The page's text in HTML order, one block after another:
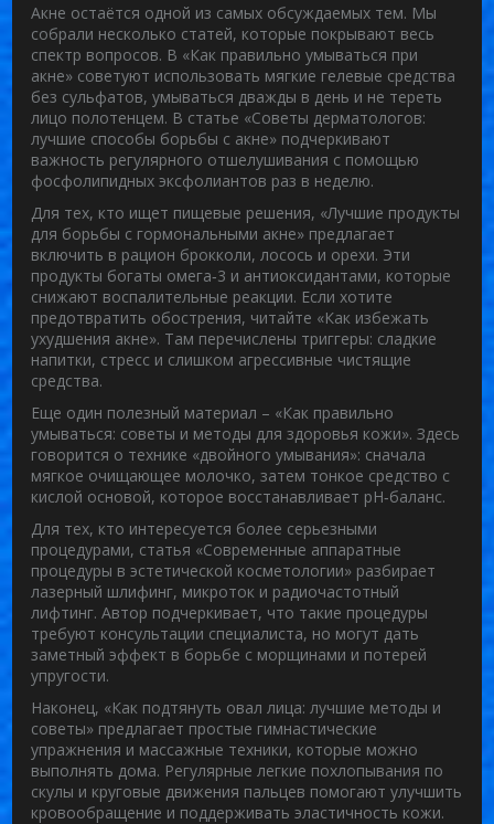
Акне остаётся одной из самых обсуждаемых тем. Мы
собрали несколько статей, которые покрывают весь
спектр вопросов. В «Как правильно умываться при
акне» советуют использовать мягкие гелевые средства
без сульфатов, умываться дважды в день и не тереть
лицо полотенцем. В статье «Советы дерматологов:
лучшие способы борьбы с акне» подчеркивают
важность регулярного отшелушивания с помощью
фосфолипидных эксфолиантов раз в неделю.
Для тех, кто ищет пищевые решения, «Лучшие продукты
для борьбы с гормональными акне» предлагает
включить в рацион брокколи, лосось и орехи. Эти
продукты богаты омега‑3 и антиоксидантами, которые
снижают воспалительные реакции. Если хотите
предотвратить обострения, читайте «Как избежать
ухудшения акне». Там перечислены триггеры: сладкие
напитки, стресс и слишком агрессивные чистящие
средства.
Еще один полезный материал – «Как правильно
умываться: советы и методы для здоровья кожи». Здесь
говорится о технике «двойного умывания»: сначала
мягкое очищающее молочко, затем тонкое средство с
кислой основой, которое восстанавливает pH‑баланс.
Для тех, кто интересуется более серьезными
процедурами, статья «Современные аппаратные
процедуры в эстетической косметологии» разбирает
лазерный шлифинг, микроток и радиочастотный
лифтинг. Автор подчеркивает, что такие процедуры
требуют консультации специалиста, но могут дать
заметный эффект в борьбе с морщинами и потерей
упругости.
Наконец, «Как подтянуть овал лица: лучшие методы и
советы» предлагает простые гимнастические
упражнения и массажные техники, которые можно
выполнять дома. Регулярные легкие похлопывания по
скулы и круговые движения пальцев помогают улучшить
кровообращение и поддерживать эластичность кожи.